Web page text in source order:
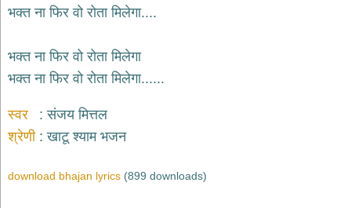
भक्त ना फिर वो रोता मिलेगा....
भक्त ना फिर वो रोता मिलेगा
भक्त ना फिर वो रोता मिलेगा......
स्वर
संजय मित्तल
श्रेणी
खाटू श्याम भजन
download bhajan lyrics (899 downloads)